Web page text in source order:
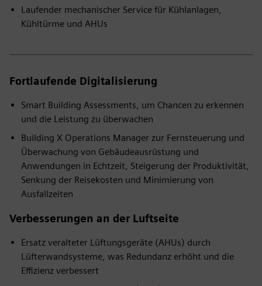
Laufender mechanischer Service für Kühlanlagen,
Kühltürme und AHUs
Fortlaufende Digitalisierung
Smart Building Assessments, um Chancen zu erkennen
und die Leistung zu überwachen
Building X Operations Manager zur Fernsteuerung und
Überwachung von Gebäudeausrüstung und
Anwendungen in Echtzeit, Steigerung der Produktivität,
Senkung der Reisekosten und Minimierung von
Ausfallzeiten
Verbesserungen an der Luftseite
Ersatz veralteter Lüftungsgeräte (AHUs) durch
Lüfterwandsysteme, was Redundanz erhöht und die
Effizienz verbessert